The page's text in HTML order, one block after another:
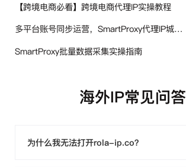
【跨境电商必看】跨境电商代理IP实操教程
多平台账号同步运营，SmartProxy代理IP城市定位功能有哪些实用价值
SmartProxy批量数据采集实操指南
海外IP常见问答
为什么我无法打开rola-ip.co？